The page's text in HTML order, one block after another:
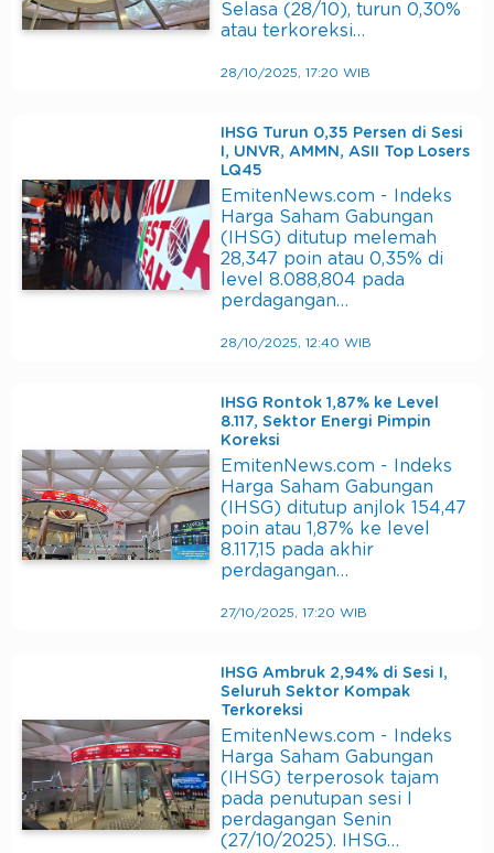
Selasa (28/10), turun 0,30%
atau terkoreksi…
28/10/2025, 17:20 WIB
IHSG Turun 0,35 Persen di Sesi
I, UNVR, AMMN, ASII Top Losers
LQ45
EmitenNews.com - Indeks
Harga Saham Gabungan
(IHSG) ditutup melemah
28,347 poin atau 0,35% di
level 8.088,804 pada
perdagangan…
28/10/2025, 12:40 WIB
IHSG Rontok 1,87% ke Level
8.117, Sektor Energi Pimpin
Koreksi
EmitenNews.com - Indeks
Harga Saham Gabungan
(IHSG) ditutup anjlok 154,47
poin atau 1,87% ke level
8.117,15 pada akhir
perdagangan…
27/10/2025, 17:20 WIB
IHSG Ambruk 2,94% di Sesi I,
Seluruh Sektor Kompak
Terkoreksi
EmitenNews.com - Indeks
Harga Saham Gabungan
(IHSG) terperosok tajam
pada penutupan sesi I
perdagangan Senin
(27/10/2025). IHSG…